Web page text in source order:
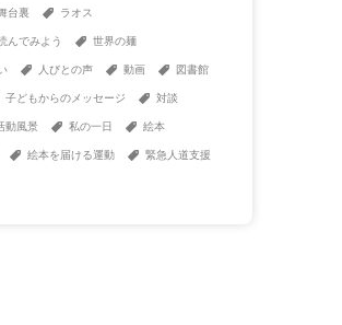
台裏 ラオス
んでみよう 世界の麺
人びとの声 動画 図書館
子どもからのメッセージ 対談
動風景 私の一日 絵本
絵本を届ける運動 緊急人道支援